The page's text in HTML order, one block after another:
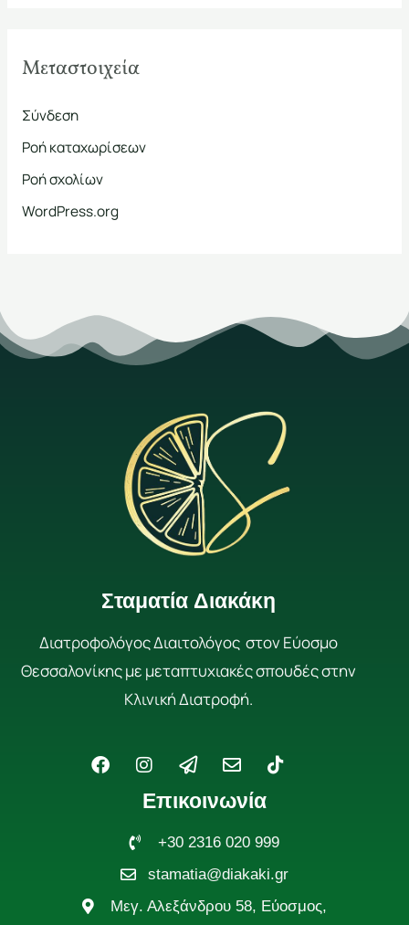
Μεταστοιχεία
Σύνδεση
Ροή καταχωρίσεων
Ροή σχολίων
WordPress.org
Σταματία Διακάκη
Διατροφολόγος Διαιτολόγος στον Εύοσμο
Θεσσαλονίκης με μεταπτυχιακές σπουδές στην
Κλινική Διατροφή.
F
a
I
n
s
t
a
m
P
a
p
e
-
p
l
a
n
E
n
v
e
o
p
e
T
i
k
Επικοινωνία
+30 2316 020 999
stamatia@diakaki.gr
Μεγ. Αλεξάνδρου 58, Εύοσμος,